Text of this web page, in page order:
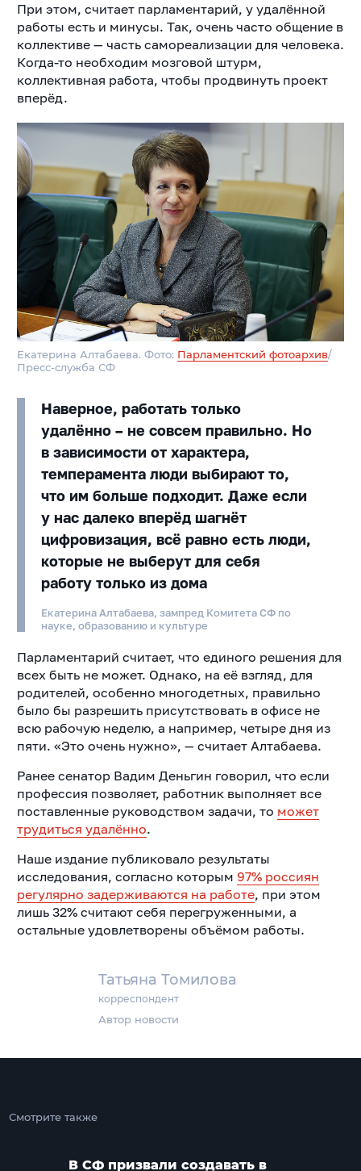
Татьяна Томилова
корреспондент
Автор новости
При этом, считает парламентарий, у удалённой
работы есть и минусы. Так, очень часто общение в
коллективе — часть самореализации для человека.
Когда-то необходим мозговой штурм,
коллективная работа, чтобы продвинуть проект
вперёд.
Екатерина Алтабаева. Фото: Парламентский фотоархив/
Пресс-служба СФ
Наверное, работать только
удалённо – не совсем правильно. Но
в зависимости от характера,
темперамента люди выбирают то,
что им больше подходит. Даже если
у нас далеко вперёд шагнёт
цифровизация, всё равно есть люди,
которые не выберут для себя
работу только из дома
Екатерина Алтабаева, зампред Комитета СФ по
науке, образованию и культуре
Парламентарий считает, что единого решения для
всех быть не может. Однако, на её взгляд, для
родителей, особенно многодетных, правильно
было бы разрешить присутствовать в офисе не
всю рабочую неделю, а например, четыре дня из
пяти. «Это очень нужно», — считает Алтабаева.
Ранее сенатор Вадим Деньгин говорил, что если
профессия позволяет, работник выполняет все
поставленные руководством задачи, то может
трудиться удалённо.
Наше издание публиковало результаты
исследования, согласно которым 97% россиян
регулярно задерживаются на работе, при этом
лишь 32% считают себя перегруженными, а
остальные удовлетворены объёмом работы.
Смотрите также
В СФ призвали создавать в